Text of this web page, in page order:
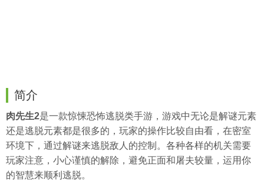
简介
肉先生2是一款惊悚恐怖逃脱类手游，游戏中无论是解谜元素
还是逃脱元素都是很多的，玩家的操作比较自由看，在密室
环境下，通过解谜来逃脱敌人的控制。各种各样的机关需要
玩家注意，小心谨慎的解除，避免正面和屠夫较量，运用你
的智慧来顺利逃脱。